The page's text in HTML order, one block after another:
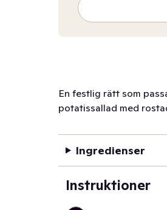
En festlig rätt som
potatissallad med
Ingredienser
Instruktioner